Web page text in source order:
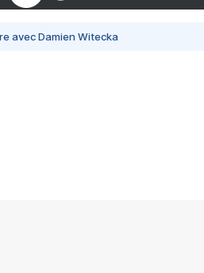
avec Damien Witecka